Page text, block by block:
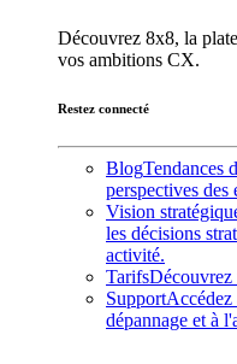
Découvrez 8x8, la
vos ambitions CX.
Restez connecté
BlogTendances
perspectives des
Vision
les décisions
activité.
TarifsDécouvrez
SupportAccédez
dépannage et à